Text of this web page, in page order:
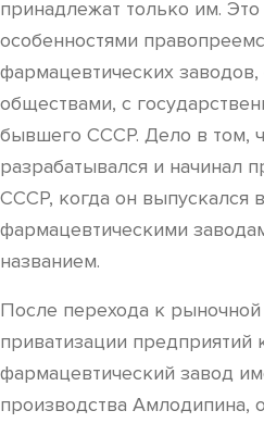
принадлежат только им. Это
особенностями
фармацевтических
обществами, с
бывшего СССР. Дело в том,
разрабатывался и начинал
СССР, когда он выпускался
фармацевтическими
названием.
После перехода к
приватизации предприятий
фармацевтический завод
производства Амлодипина,